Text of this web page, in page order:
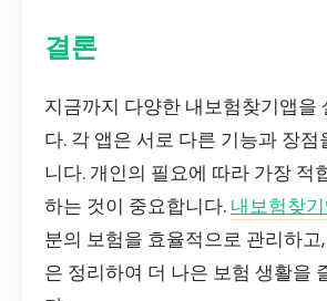
결론
지금까지 다양한 내보험찾기앱을
다. 각 앱은 서로 다른 기능과 장점
니다. 개인의 필요에 따라 가장 적
하는 것이 중요합니다. 내보험찾
분의 보험을 효율적으로 관리하고
은 정리하여 더 나은 보험 생활을